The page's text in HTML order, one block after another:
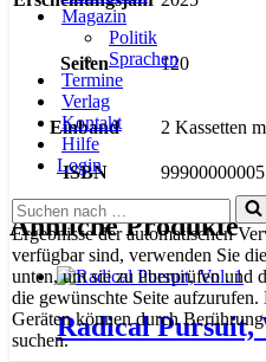
Magazin
Politik
Sprachen
Termine
Verlag
Kontakt
Hilfe
Login
Suchen
nach …
Ergebnisse der automatischen
verfügbar sind, verwenden Sie
unten, um sie zu überprüfen und
die gewünschte Seite
Geräten können durch
suchen.
Seiten 120
Einband 2 Kassetten
ISBN
Ähnliche Produkte
Radical Pursuit,